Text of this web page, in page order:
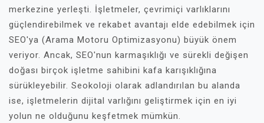
merkezine yerleşti. İşletmeler, çevrimiçi varlıklarını
güçlendirebilmek ve rekabet avantajı elde edebilmek için
SEO'ya (Arama Motoru Optimizasyonu) büyük önem
veriyor. Ancak, SEO'nun karmaşıklığı ve sürekli değişen
doğası birçok işletme sahibini kafa karışıklığına
sürükleyebilir. Seokoloji olarak adlandırılan bu alanda
ise, işletmelerin dijital varlığını geliştirmek için en iyi
yolun ne olduğunu keşfetmek mümkün.